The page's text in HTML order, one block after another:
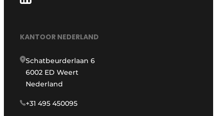
KANTOOR NEDERLAND
Schatbeurderlaan 6
6002 ED Weert
Nederland
+31 495 450095